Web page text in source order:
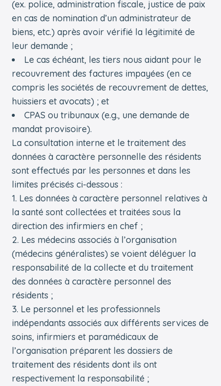
(ex. police, administration fiscale, justice de paix
en cas de nomination d’un administrateur de
biens, etc.) après avoir vérifié la légitimité de
leur demande ;
Le cas échéant, les tiers nous aidant pour le
recouvrement des factures impayées (en ce
compris les sociétés de recouvrement de dettes,
huissiers et avocats) ; et
CPAS ou tribunaux (e.g., une demande de
mandat provisoire).
La consultation interne et le traitement des
données à caractère personnelle des résidents
sont effectués par les personnes et dans les
limites précisés ci-dessous :
Les données à caractère personnel relatives à
la santé sont collectées et traitées sous la
direction des infirmiers en chef ;
Les médecins associés à l’organisation
(médecins généralistes) se voient déléguer la
responsabilité de la collecte et du traitement
des données à caractère personnel des
résidents ;
Le personnel et les professionnels
indépendants associés aux différents services de
soins, infirmiers et paramédicaux de
l’organisation préparent les dossiers de
traitement des résidents dont ils ont
respectivement la responsabilité ;